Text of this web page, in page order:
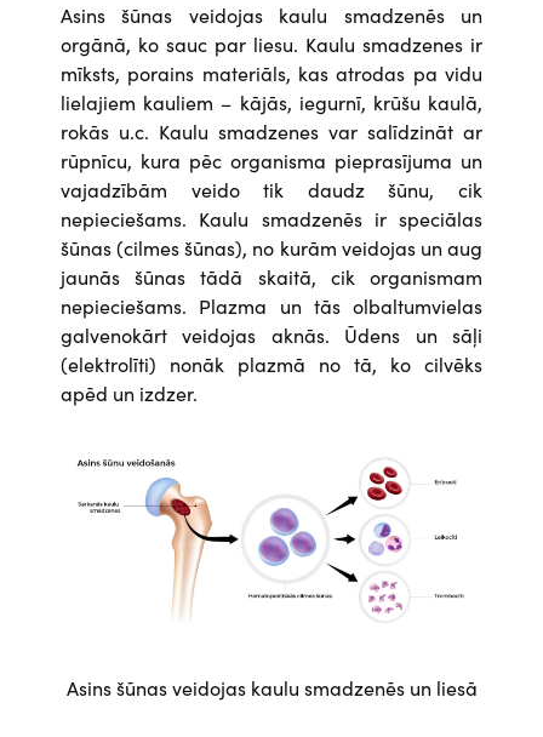
Asins šūnas veidojas kaulu smadzenēs un
orgānā, ko sauc par liesu. Kaulu smadzenes ir
mīksts, porains materiāls, kas atrodas pa vidu
lielajiem kauliem – kājās, iegurnī, krūšu kaulā,
rokās u.c. Kaulu smadzenes var salīdzināt ar
rūpnīcu, kura pēc organisma pieprasījuma un
vajadzībām veido tik daudz šūnu, cik
nepieciešams. Kaulu smadzenēs ir speciālas
šūnas (cilmes šūnas), no kurām veidojas un aug
jaunās šūnas tādā skaitā, cik organismam
nepieciešams. Plazma un tās olbaltumvielas
galvenokārt veidojas aknās. Ūdens un sāļi
(elektrolīti) nonāk plazmā no tā, ko cilvēks
apēd un izdzer.
Attēls
Asins šūnas veidojas kaulu smadzenēs un liesā